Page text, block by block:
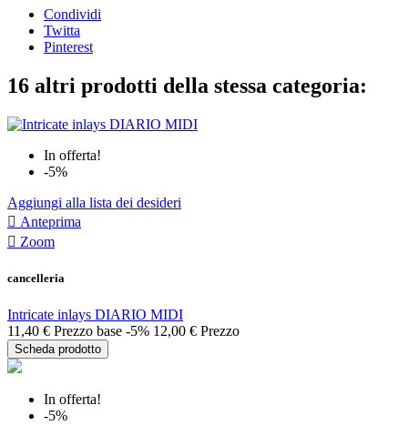
Condividi
Twitta
Pinterest
16 altri prodotti della stessa categoria:
In offerta!
-5%
Aggiungi alla lista dei desideri
 Anteprima
 Zoom
cancelleria
Intricate inlays DIARIO MIDI
11,40 € Prezzo base -5% 12,00 € Prezzo
Scheda prodotto
In offerta!
-5%